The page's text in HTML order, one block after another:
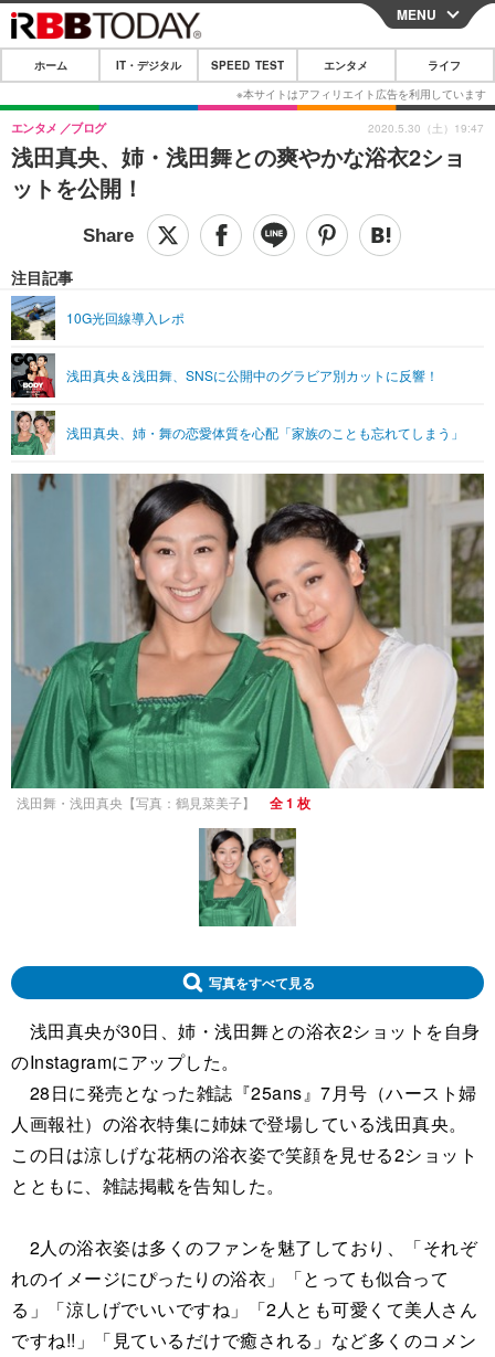
CLOSE
ホーム
IT・デジタル
IT・デジタルTOP スマートフォン
ショッピング その他
SPEED TEST
エンタメTOP 映画・ドラマ
グラビア ブログ
ショッピング その他
ライフTOP
リリース一覧
プッシュ通知の停止方法
MENU
ホーム IT・デジタル SPEED TEST エンタメ ライフ
浅田真央、姉・浅田舞との爽やかな浴衣2ショ
ットを公開！
エンタメ ブログ
注目記事
10G光回線導入レポ
浅田真央＆浅田舞、SNSに公開中のグラビア別カットに反響！
浅田真央、姉・舞の恋愛体質を心配「家族のことも忘れてしまう」
2020.5.30（土）19:47
浅田舞・浅田真央【写真：鶴見菜美子】 全 1 枚
写真をすべて見る
浅田真央が30日、姉・浅田舞との浴衣2ショットを自身
のInstagramにアップした。
28日に発売となった雑誌『25ans』7月号（ハースト婦
人画報社）の浴衣特集に姉妹で登場している浅田真央。
この日は涼しげな花柄の浴衣姿で笑顔を見せる2ショット
とともに、雑誌掲載を告知した。
2人の浴衣姿は多くのファンを魅了しており、「それぞ
れのイメージにぴったりの浴衣」「とっても似合って
る」「涼しげでいいですね」「2人とも可愛くて美人さん
ですね!!」「見ているだけで癒される」など多くのコメン